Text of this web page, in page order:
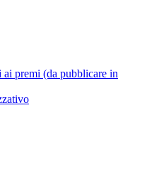
premi (da pubblicare in